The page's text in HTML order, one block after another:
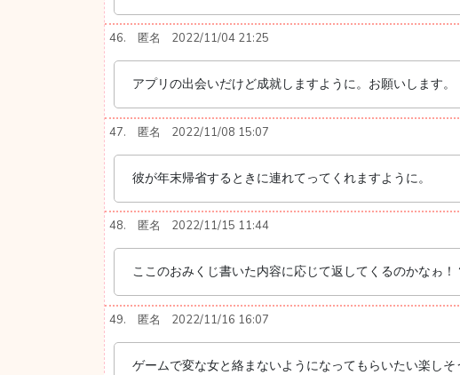
46. 匿名 2022/11/04 21:25
アプリの出会いだけど成就しますように。お願いします。
47. 匿名 2022/11/08 15:07
彼が年末帰省するときに連れてってくれますように。
48. 匿名 2022/11/15 11:44
ここのおみくじ書いた内容に応じて返してくるのかなゎ
49. 匿名 2022/11/16 16:07
ゲームで変な女と絡まないようになってもらいたい楽し